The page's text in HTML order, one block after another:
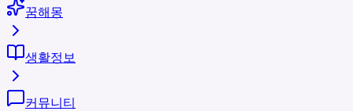
꿈해몽
생활정보
커뮤니티